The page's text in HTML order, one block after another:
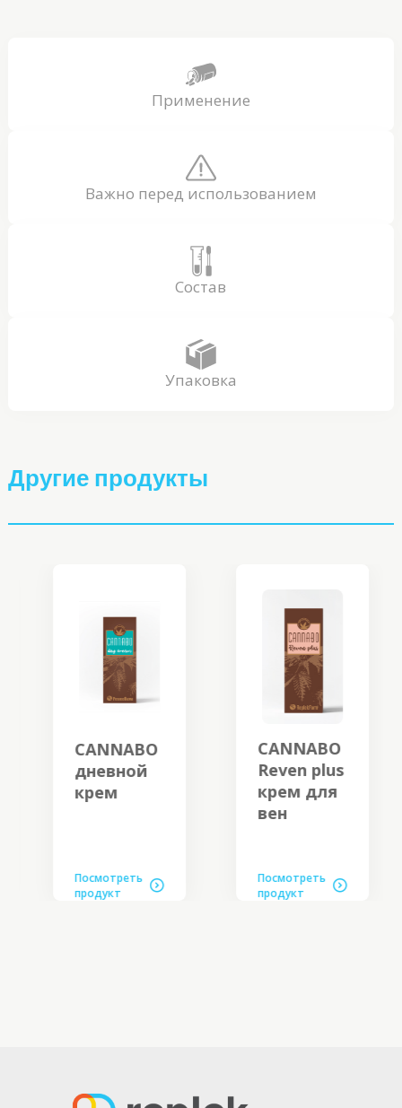
Применение
Важно перед использованием
Состав
Упаковка
Другие продукты
CANNABO
дневной
крем
Посмотреть
продукт
CANNABO
Reven plus
крем для
вен
Посмотреть
продукт